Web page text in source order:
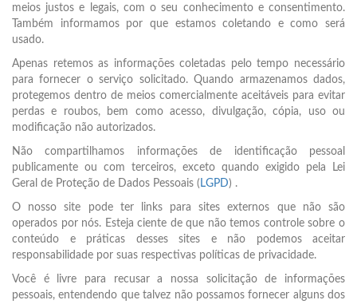
meios justos e legais, com o seu conhecimento e consentimento.
Também informamos por que estamos coletando e como será
usado.
Apenas retemos as informações coletadas pelo tempo necessário
para fornecer o serviço solicitado. Quando armazenamos dados,
protegemos dentro de meios comercialmente aceitáveis para evitar
perdas e roubos, bem como acesso, divulgação, cópia, uso ou
modificação não autorizados.
Não compartilhamos informações de identificação pessoal
publicamente ou com terceiros, exceto quando exigido pela Lei
Geral de Proteção de Dados Pessoais ( LGPD) .
O nosso site pode ter links para sites externos que não são
operados por nós. Esteja ciente de que não temos controle sobre o
conteúdo e práticas desses sites e não podemos aceitar
responsabilidade por suas respectivas políticas de privacidade.
Você é livre para recusar a nossa solicitação de informações
pessoais, entendendo que talvez não possamos fornecer alguns dos